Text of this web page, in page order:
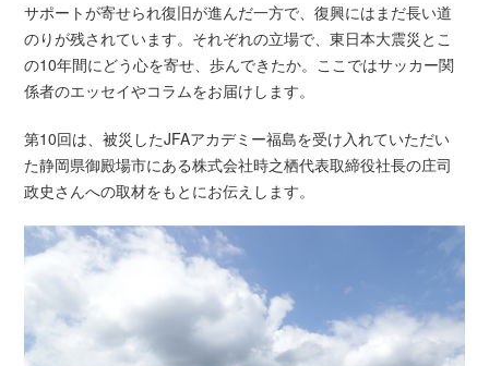
サポートが寄せられ復旧が進んだ一方で、復興にはまだ長い道
のりが残されています。それぞれの立場で、東日本大震災とこ
の10年間にどう心を寄せ、歩んできたか。ここではサッカー関
係者のエッセイやコラムをお届けします。
第10回は、被災したJFAアカデミー福島を受け入れていただい
た静岡県御殿場市にある株式会社時之栖代表取締役社長の庄司
政史さんへの取材をもとにお伝えします。